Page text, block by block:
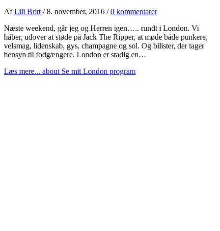
AfLili Britt / 8. november, 2016 / 0 kommentarer
Næste weekend, går jeg og Herren igen….. rundt i London. Vi
håber, udover at støde på Jack The Ripper, at møde både punkere,
velsmag, lidenskab, gys, champagne og sol. Og bilister, der tager
hensyn til fodgængere. London er stadig en…
Læs mere... about Se mit London program